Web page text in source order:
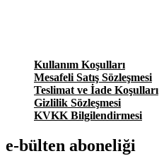
Kullanım Koşulları
Mesafeli Satış Sözleşmesi
Teslimat ve İade Koşulları
Gizlilik Sözleşmesi
KVKK Bilgilendirmesi
e-bülten aboneliği